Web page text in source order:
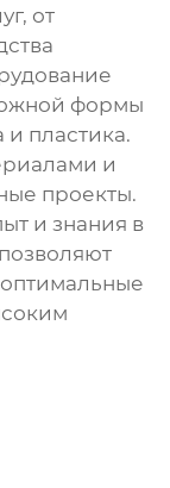
от
формы
и пластика.
и
проекты.
и знания в
позволяют